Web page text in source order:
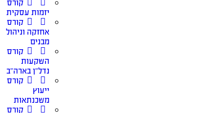
קורס
יזמות עסקית
קורס
אחזקה וניהול
מבנים
קורס
השקעות
נדל״ן בארה״ב
קורס
ייעוץ
משכנתאות
קורס